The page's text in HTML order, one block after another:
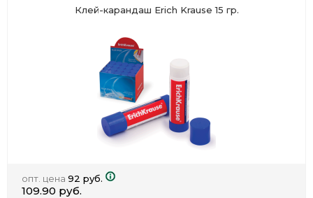
Клей-карандаш Erich Krause 15 гр.
опт. цена 92 руб.
109.90 руб.